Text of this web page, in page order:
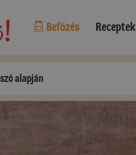
Befőzés Receptek